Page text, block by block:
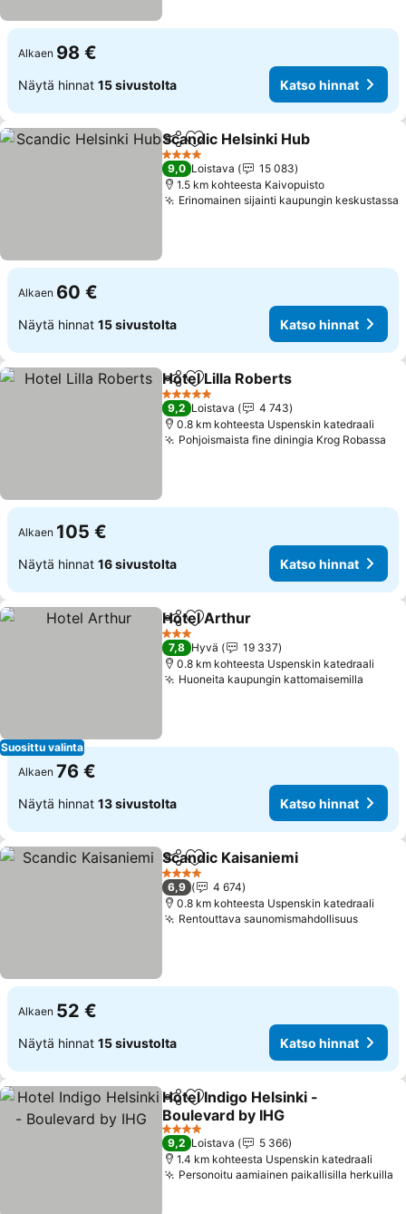
Alkaen 98 €
Näytä hinnat 15 sivustolta Katso hinnat
Jaa Lisää suosikkeihin
Scandic Helsinki Hub
4 Tähtiluokitus
9,0 Loistava
15 083
1.5 km kohteesta Kaivopuisto
Erinomainen sijainti kaupungin keskustassa
Alkaen 60 €
Näytä hinnat 15 sivustolta Katso hinnat
Jaa Lisää suosikkeihin
Hotel Lilla Roberts
5 Tähtiluokitus
9,2 Loistava
4 743
0.8 km kohteesta Uspenskin katedraali
Pohjoismaista fine diningia Krog Robassa
Alkaen 105 €
Näytä hinnat 16 sivustolta Katso hinnat
Suosittu valinta
Jaa Lisää suosikkeihin
Hotel Arthur
3 Tähtiluokitus
7,8 Hyvä
19 337
0.8 km kohteesta Uspenskin katedraali
Huoneita kaupungin kattomaisemilla
Alkaen 76 €
Näytä hinnat 13 sivustolta Katso hinnat
Jaa Lisää suosikkeihin
Scandic Kaisaniemi
4 Tähtiluokitus
6,9
4 674
0.8 km kohteesta Uspenskin katedraali
Rentouttava saunomismahdollisuus
Alkaen 52 €
Näytä hinnat 15 sivustolta Katso hinnat
Jaa Lisää suosikkeihin
Hotel Indigo Helsinki -
Boulevard by IHG
4 Tähtiluokitus
9,2 Loistava
5 366
1.4 km kohteesta Uspenskin katedraali
Personoitu aamiainen paikallisilla herkuilla